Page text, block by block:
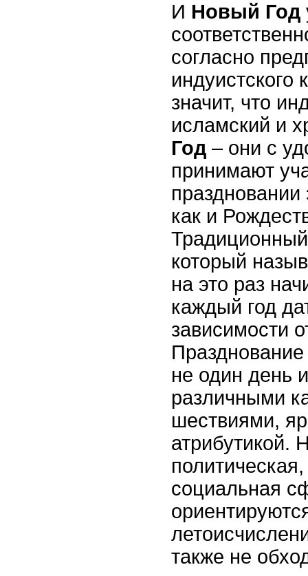
И Новый Год
согласно
индуистского
значит, что
исламский и
Год – они с
принимают
праздновании
как и
который
на это раз
каждый год
зависимости
Празднование
не один день
различными
шествиями,
атрибутикой.
социальная
также не